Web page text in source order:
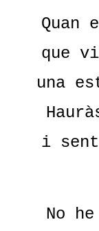
Quan
que
una
i
No